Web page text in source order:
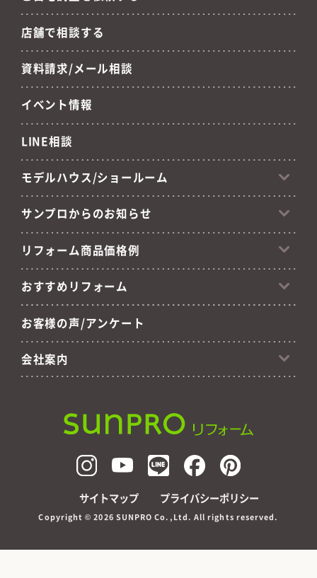
店舗で相談する
資料請求/メール相談
イベント情報
LINE相談
モデルハウス/ショールーム
サンプロからのお知らせ
リフォーム商品価格例
おすすめリフォーム
お客様の声/アンケート
会社案内
サイトマップ プライバシーポリシー
Copyright ©2026 SUNPRO Co.,Ltd. All rights reserved.